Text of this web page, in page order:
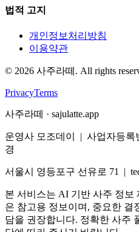
법적 고지
개인정보처리방침
이용약관
© 2026 사주라떼. All rights
PrivacyTerms
사주라떼 · sajulatte.app
운영사 모조데이 | 사업자등록
경
서울시 영등포구 선유로 71 |
본 서비스는 AI 기반 사주 정보
은 참고용 정보이며, 중요한 결
담을 권장합니다. 정확한 사주